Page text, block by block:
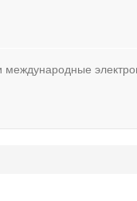
международные